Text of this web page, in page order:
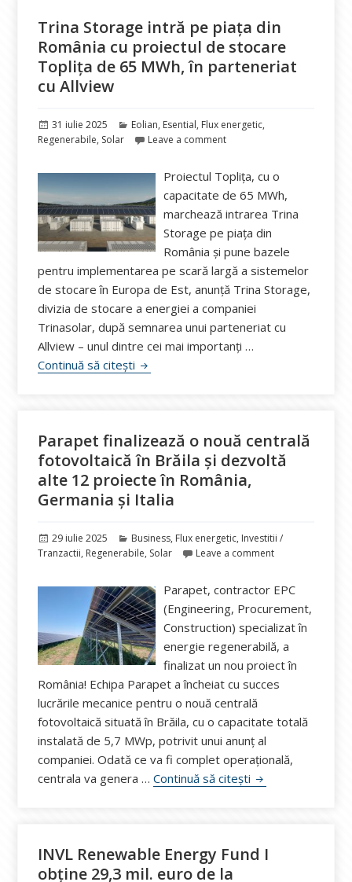
Trina Storage intră pe piața din
România cu proiectul de stocare
Toplița de 65 MWh, în parteneriat
cu Allview
Publicat
pe
31 iulie 2025 Categorii
Eolian, Esential, Flux energetic,
Regenerabile, Solar Leave a comment
Proiectul Toplița, cu o
capacitate de 65 MWh,
marchează intrarea Trina
Storage pe piața din
România și pune bazele
pentru implementarea pe scară largă a sistemelor
de stocare în Europa de Est, anunță Trina Storage,
divizia de stocare a energiei a companiei
Trinasolar, după semnarea unui parteneriat cu
Allview – unul dintre cei mai importanți …
Continuă să citești Trina Storage intră pe piața din
Parapet finalizează o nouă centrală
fotovoltaică în Brăila și dezvoltă
alte 12 proiecte în România,
Germania și Italia
Publicat
pe
29 iulie 2025 Categorii
Business, Flux energetic, Investitii /
Tranzactii, Regenerabile, Solar Leave a comment
Parapet, contractor EPC
(Engineering, Procurement,
Construction) specializat în
energie regenerabilă, a
finalizat un nou proiect în
România! Echipa Parapet a încheiat cu succes
lucrările mecanice pentru o nouă centrală
fotovoltaică situată în Brăila, cu o capacitate totală
instalată de 5,7 MWp, potrivit unui anunț al
companiei. Odată ce va fi complet operațională,
centrala va genera …Continuă să citești Parapet
INVL Renewable Energy Fund I
obține 29,3 mil. euro de la